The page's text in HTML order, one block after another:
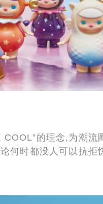
的理念,为潮
时都没人可以抗